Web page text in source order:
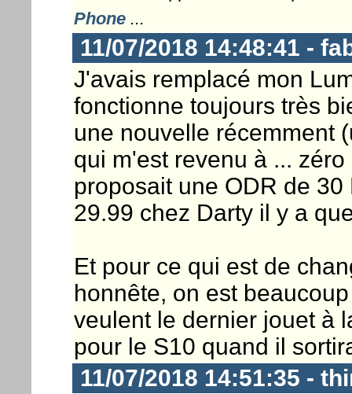
Phone...
11/07/2018 14:48:41 -
J'avais remplacé mon
fonctionne toujours très
une nouvelle récemment
qui m'est revenu à ...
proposait une ODR de
29.99 chez Darty il y a
Et pour ce qui est de
honnête, on est
veulent le dernier jouet à
pour le S10 quand il
11/07/2018 14:51:35 -